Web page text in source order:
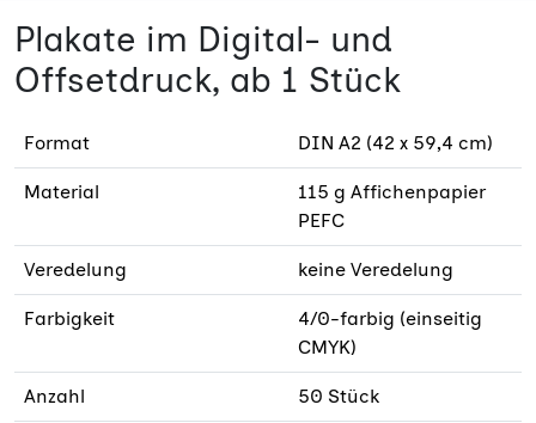
Plakate im Digital- und
Offsetdruck, ab 1 Stück
Format DIN A2 (42 x 59,4 cm)
Material
115 g Affichenpapier
PEFC
Veredelung keine Veredelung
Farbigkeit
4/0-farbig (einseitig
CMYK)
Anzahl 50 Stück